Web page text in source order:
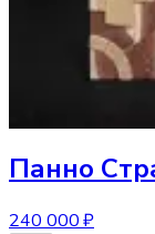
Панно
240 000 ₽